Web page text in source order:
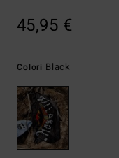
45,95 €
Colori Black